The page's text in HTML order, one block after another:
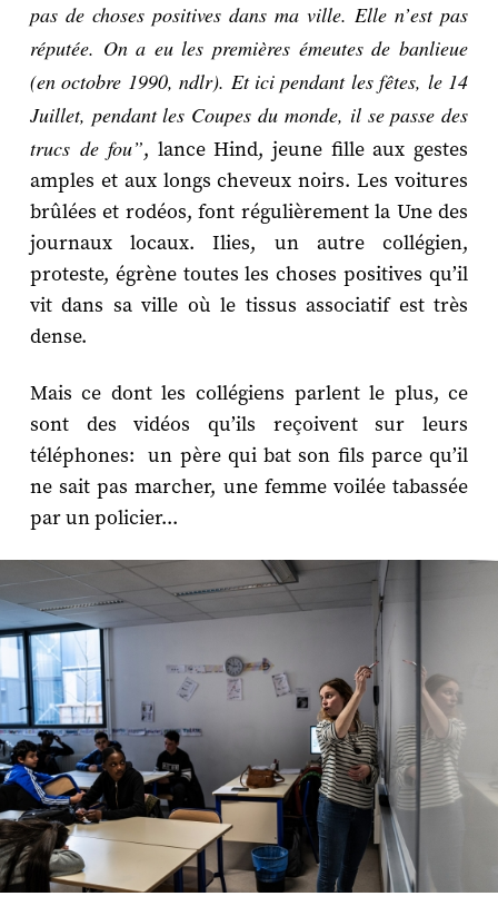
pas de choses positives dans ma ville. Elle n’est pas
réputée. On a eu les premières émeutes de banlieue
(en octobre 1990, ndlr). Et ici pendant les fêtes, le 14
Juillet, pendant les Coupes du monde, il se passe des
trucs de fou”, lance Hind, jeune fille aux gestes
amples et aux longs cheveux noirs. Les voitures
brûlées et rodéos, font régulièrement la Une des
journaux locaux. Ilies, un autre collégien,
proteste, égrène toutes les choses positives qu’il
vit dans sa ville où le tissus associatif est très
dense.
Mais ce dont les collégiens parlent le plus, ce
sont des vidéos qu’ils reçoivent sur leurs
téléphones: un père qui bat son fils parce qu’il
ne sait pas marcher, une femme voilée tabassée
par un policier...